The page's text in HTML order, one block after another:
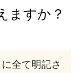
ますか？
全て明記さ